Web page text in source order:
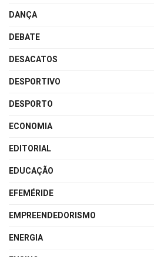
DANÇA
DEBATE
DESACATOS
DESPORTIVO
DESPORTO
ECONOMIA
EDITORIAL
EDUCAÇÃO
EFEMÉRIDE
EMPREENDEDORISMO
ENERGIA